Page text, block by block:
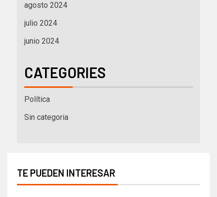
agosto 2024
julio 2024
junio 2024
CATEGORIES
Política
Sin categoria
TE PUEDEN INTERESAR